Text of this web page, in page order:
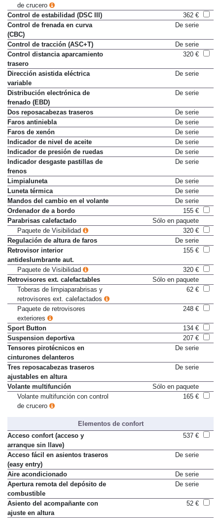
de crucero
Control de estabilidad (DSC III)
362 €
Control de frenada en curva
(CBC)
De serie
Control de tracción (ASC+T)
De serie
Control distancia aparcamiento
trasero
320 €
Dirección asistida eléctrica
variable
De serie
Distribución electrónica de
frenado (EBD)
De serie
Dos reposacabezas traseros
De serie
Faros antiniebla
De serie
Faros de xenón
De serie
Indicador de nivel de aceite
De serie
Indicador de presión de ruedas
De serie
Indicador desgaste pastillas de
frenos
De serie
Limpialuneta
De serie
Luneta térmica
De serie
Mandos del cambio en el volante
De serie
Ordenador de a bordo
155 €
Parabrisas calefactado
Sólo en paquete
Paquete de Visibilidad
320 €
Regulación de altura de faros
De serie
Retrovisor interior
antideslumbrante aut.
155 €
Paquete de Visibilidad
320 €
Retrovisores ext. calefactables
Sólo en paquete
Toberas de limpiaparabrisas y
retrovisores ext. calefactados
62 €
Paquete de retrovisores
exteriores
248 €
Sport Button
134 €
Suspension deportiva
207 €
Tensores pirotécnicos en
cinturones delanteros
De serie
Tres reposacabezas traseros
ajustables en altura
De serie
Volante multifunción
Sólo en paquete
Volante multifunción con control
de crucero
165 €
Elementos de confort
Acceso confort (acceso y
arranque sin llave)
537 €
Acceso fácil en asientos traseros
(easy entry)
De serie
Aire acondicionado
De serie
Apertura remota del depósito de
combustible
De serie
Asiento del acompañante con
ajuste en altura
52 €